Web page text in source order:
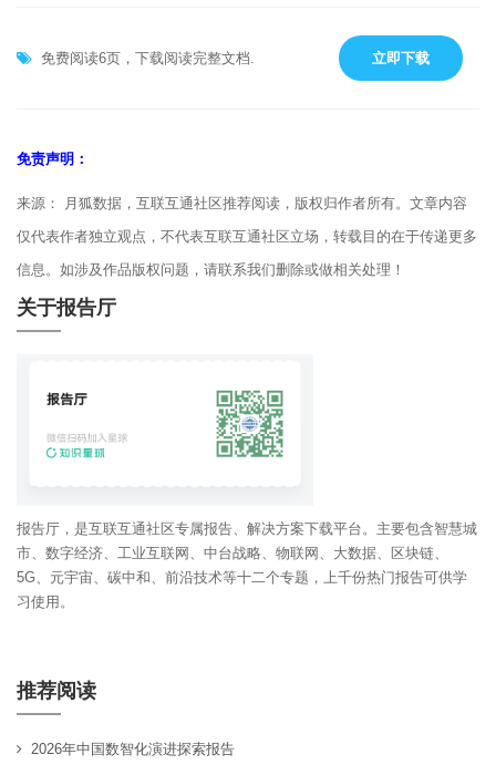
免费阅读6页，下载阅读完整文档. 立即下载
免责声明：
来源： 月狐数据，互联互通社区推荐阅读，版权归作者所有。文章内容
仅代表作者独立观点，不代表互联互通社区立场，转载目的在于传递更多
信息。如涉及作品版权问题，请联系我们删除或做相关处理！
关于报告厅
报告厅，是互联互通社区专属报告、解决方案下载平台。主要包含智慧城
市、数字经济、工业互联网、中台战略、物联网、大数据、区块链、
5G、元宇宙、碳中和、前沿技术等十二个专题，上千份热门报告可供学
习使用。
推荐阅读
2026年中国数智化演进探索报告